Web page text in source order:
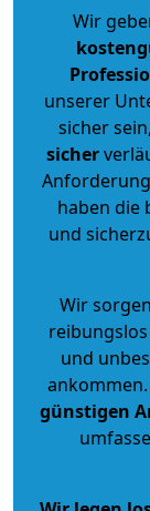
Wir
unserer
sicher
sicher
haben die
und
Wir
und
günstigen